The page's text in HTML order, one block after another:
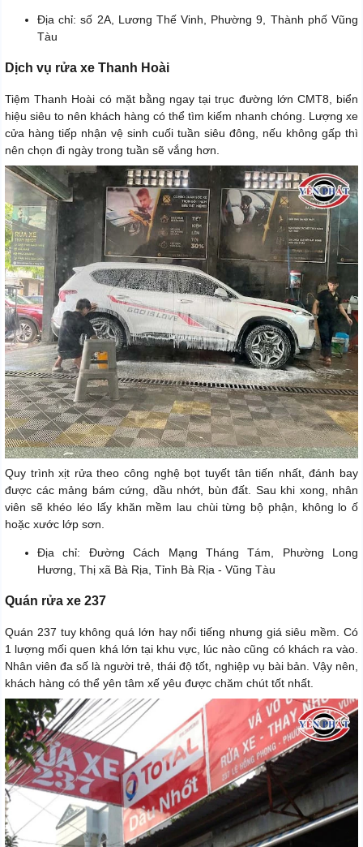
Địa chỉ: số 2A, Lương Thế Vinh, Phường 9, Thành phố Vũng
Tàu
Dịch vụ rửa xe Thanh Hoài
Tiệm Thanh Hoài có mặt bằng ngay tại trục đường lớn CMT8, biển
hiệu siêu to nên khách hàng có thể tìm kiếm nhanh chóng. Lượng xe
cửa hàng tiếp nhận vệ sinh cuối tuần siêu đông, nếu không gấp thì
nên chọn đi ngày trong tuần sẽ vắng hơn.
Quy trình xịt rửa theo công nghệ bọt tuyết tân tiến nhất, đánh bay
được các mảng bám cứng, dầu nhớt, bùn đất. Sau khi xong, nhân
viên sẽ khéo léo lấy khăn mềm lau chùi từng bộ phận, không lo ố
hoặc xước lớp sơn.
Địa chỉ: Đường Cách Mạng Tháng Tám, Phường Long
Hương, Thị xã Bà Rịa, Tỉnh Bà Rịa - Vũng Tàu
Quán rửa xe 237
Quán 237 tuy không quá lớn hay nổi tiếng nhưng giá siêu mềm. Có
1 lượng mối quen khá lớn tại khu vực, lúc nào cũng có khách ra vào.
Nhân viên đa số là người trẻ, thái độ tốt, nghiệp vụ bài bản. Vậy nên,
khách hàng có thể yên tâm xế yêu được chăm chút tốt nhất.